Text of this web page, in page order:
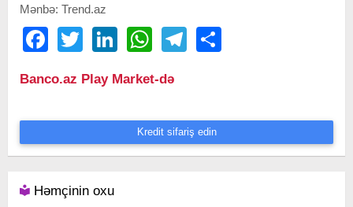
Mənbə: Trend.az
FacebookTwitter LinkedIn WhatsAppTelegram
Banco.az Play Market-də
Kredit sifariş edin
Həmçinin oxu